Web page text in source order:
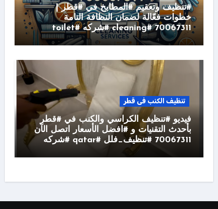
#تنظيف وتعقيم #المطابخ في #قطر |
خطوات فعّالة لضمان النظافة التامة
70067311 #cleaning #شركه #toilet
تنظيف الكنب فى قطر
فيديو #تنظيف الكراسي والكنب في #قطر
بأحدث التقنيات و #افضل الأسعار اتصل الآن
70067311 #تنظيف_فلل #qatar #شركه